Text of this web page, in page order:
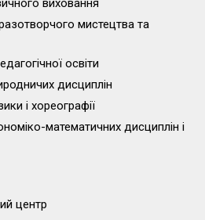
виховання
мистецтва та
освіти
дисциплін
і хореографії
математичних дисциплін і
центр